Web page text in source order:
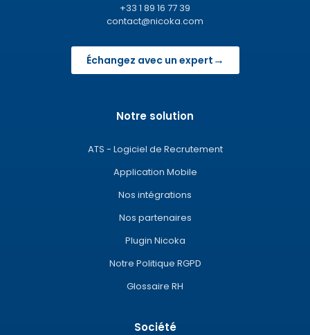
+33 1 89 16 77 39
contact@nicoka.com
Échangez avec un expert →
Notre solution
ATS - Logiciel de Recrutement
Application Mobile
Nos intégrations
Nos partenaires
Plugin Nicoka
Notre Politique RGPD
Glossaire RH
Société